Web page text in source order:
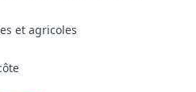
et agricoles